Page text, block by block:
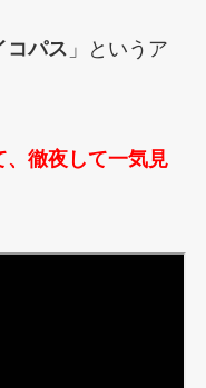
コパス 」というア
、徹夜して一気見